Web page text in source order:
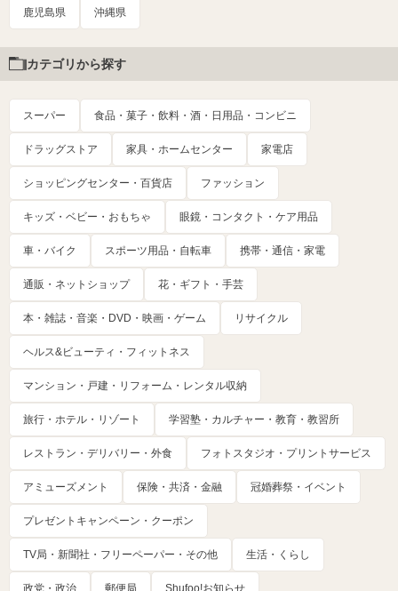
鹿児島県 沖縄県
カテゴリから探す
スーパー 食品・菓子・飲料・酒・日用品・コンビニ
ドラッグストア 家具・ホームセンター 家電店
ショッピングセンター・百貨店 ファッション
キッズ・ベビー・おもちゃ 眼鏡・コンタクト・ケア用品
車・バイク スポーツ用品・自転車 携帯・通信・家電
通販・ネットショップ 花・ギフト・手芸
本・雑誌・音楽・DVD・映画・ゲーム リサイクル
ヘルス&ビューティ・フィットネス
マンション・戸建・リフォーム・レンタル収納
旅行・ホテル・リゾート 学習塾・カルチャー・教育・教習所
レストラン・デリバリー・外食 フォトスタジオ・プリントサービス
アミューズメント 保険・共済・金融 冠婚葬祭・イベント
プレゼントキャンペーン・クーポン
TV局・新聞社・フリーペーパー・その他 生活・くらし
政党・政治 郵便局 Shufoo!お知らせ